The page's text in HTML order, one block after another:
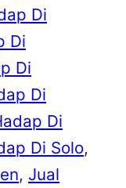
Di
Di
Di
Di
Di
Di Solo
, Jual